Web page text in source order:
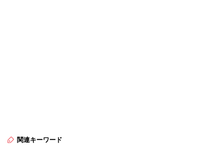
関連キーワード